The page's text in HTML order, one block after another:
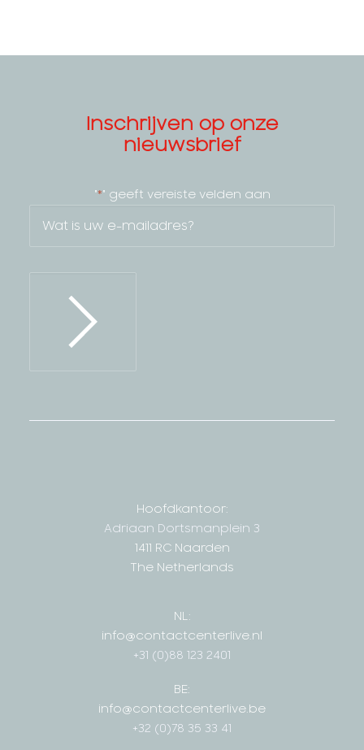
Inschrijven op onze
nieuwsbrief
"*" geeft vereiste velden aan
Hoofdkantoor:
Adriaan Dortsmanplein 3
1411 RC Naarden
The Netherlands
NL:
info@contactcenterlive.nl
+31 (0)88 123 2401
BE:
info@contactcenterlive.be
+32 (0)78 35 33 41